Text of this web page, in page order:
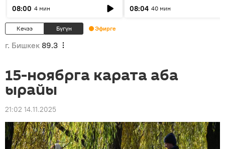
08:00 4 мин
08:04 40 мин
Кечээ Бүгүн Эфирге
г. Бишкек 89.3
15-ноябрга карата аба
ырайы
21:02 14.11.2025